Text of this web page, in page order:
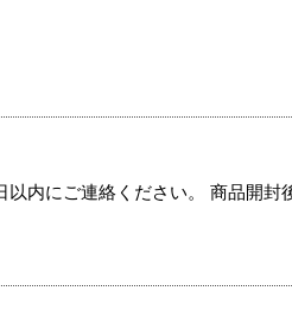
内にご連絡ください。 商品開封